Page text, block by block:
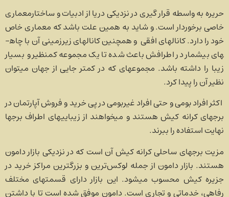
حریره به واسطه قرار گیری در نزدیکی دریا از ادبیات و ساختارمعماری
خاصی برخوردار است. و شاید به همین علت باشد که معماری خاص
خود را دارد. کانال­های افقی و همچنین کانال­های زیرزمینی آن با چاه­
های بی­شمار در اطرافش باعث شده تا یک مجموعه کم­نظیر و بسیار
زیبا را داشته باشد. مجموعه­ای که در کمتر جایی از جهان می­توان
نظیر آن را پیدا کرد.
اکثر افراد بومی و حتی افراد غیربومی در پی خرید و فروش آپارتمان در
برجهای کرانه کیش هستند و می­خواهند از زیبایی­های اطراف برج­ها
نهایت استفاده را ببرند.
مزیت برج­های ساحلی کرانه کیش آن است که در نزدیکی بازار دامون
هستند. بازار دامون از جمله لوکس­‌ترین و بزرگترین مراکز خرید در
جزیره کیش محسوب می­شود. این بازار دارای قسمت­های مختلف
رفاهی، خدماتی و تجاری است. دامون موفق شده است تا با داشتن